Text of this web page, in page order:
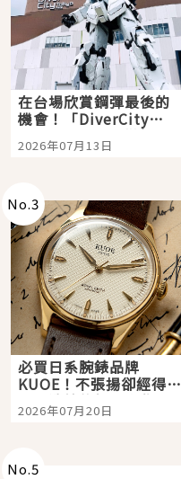
在台場欣賞鋼彈最後的
機會！「DiverCity
Tokyo Plaza」搭船、
購物、美食及夜景，一
2026年07月13日
No.3
必買日系腕錶品牌
KUOE！不張揚卻經得起
時間洗鍊的經典之作五
選
2026年07月20日
No.5